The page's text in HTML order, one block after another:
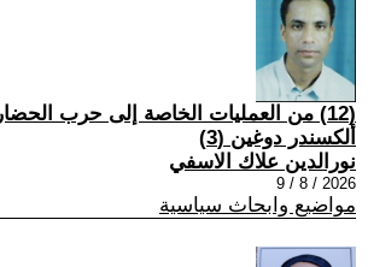
(12) من العمليات الخاصة إلى حرب
ألكسندر دوغين (3)
نورالدين علاك الاسفي
2026 / 8 / 9
مواضيع وابحاث سياسية